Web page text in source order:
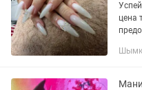
Успейте
цена
предоплате